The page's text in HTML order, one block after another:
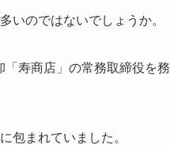
いのではないでしょうか。
寿商店」の常務取締役を務
包まれていました。